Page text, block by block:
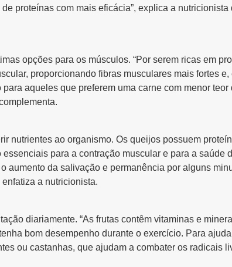
proteínas com mais eficácia”, explica a nutricionista
opções para os músculos. “Por serem ricas em
proporcionando fibras musculares mais fortes
aqueles que preferem uma carne com menor
nutrientes ao organismo. Os queijos possuem
para a contração muscular e para a saúde
aumento da salivação e permanência por alguns
a nutricionista.
diariamente. “As frutas contêm vitaminas e
bom desempenho durante o exercício. Para
ou castanhas, que ajudam a combater os radicais